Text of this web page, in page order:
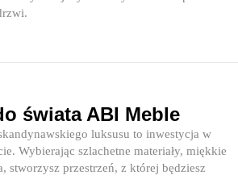
świata ABI Meble
luksusu to inwestycja w
Wybierając szlachetne materiały, miękkie
stworzysz przestrzeń, z której będziesz